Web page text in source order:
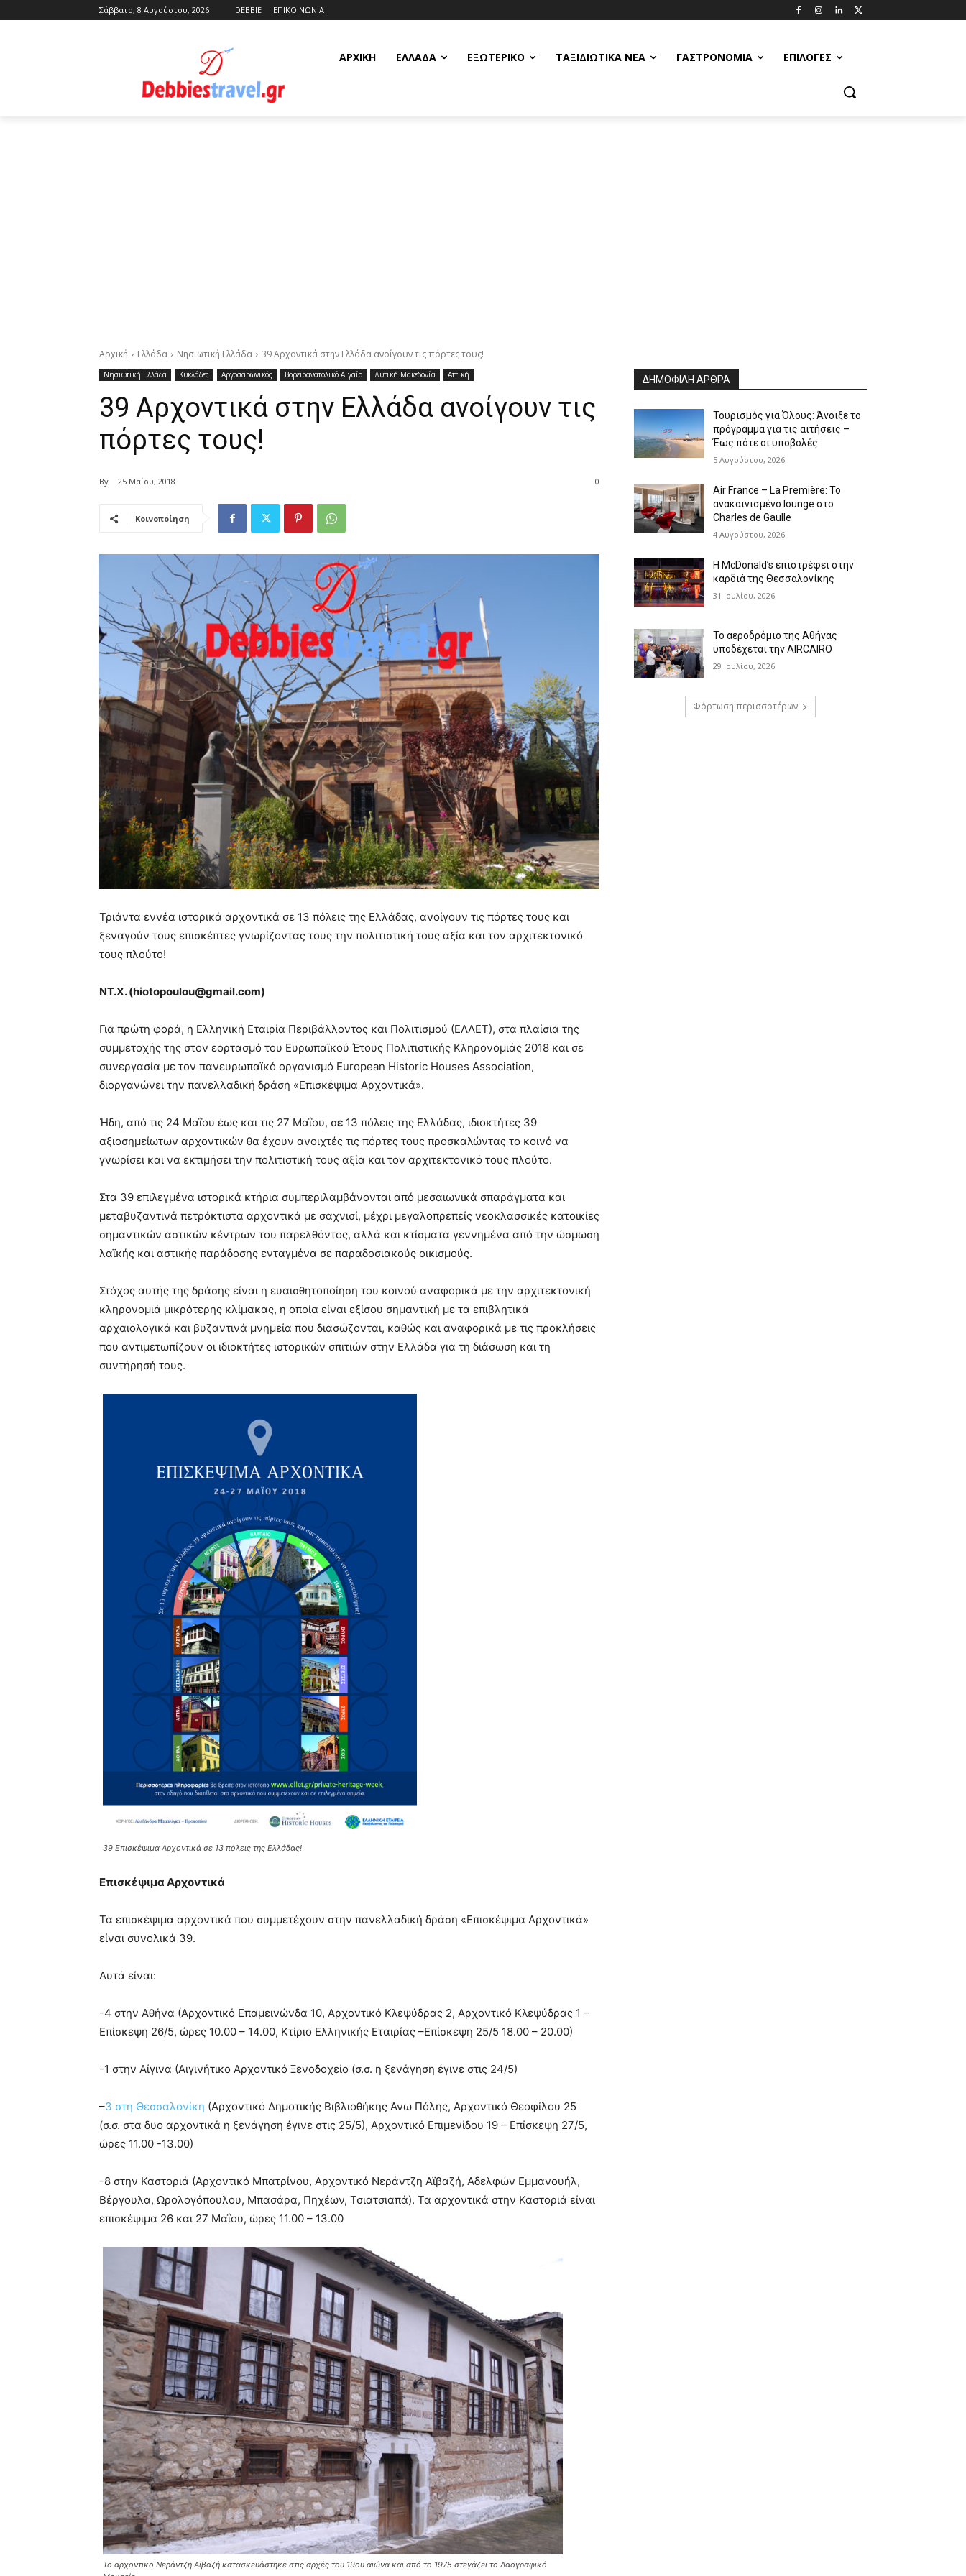
Σάββατο, 8 Αυγούστου, 2026 DEBBIE ΕΠΙΚΟΙΝΩΝΙΑ
ΑΡΧΙΚΗ ΕΛΛΆΔΑ ΕΞΩΤΕΡΙΚΌ ΤΑΞΙΔΙΩΤΙΚΆ ΝΈΑ ΓΑΣΤΡΟΝΟΜΊΑ ΕΠΙΛΟΓΈΣ
Αρχική Ελλάδα Νησιωτική Ελλάδα 39 Αρχοντικά στην Ελλάδα ανοίγουν τις πόρτες τους!
Νησιωτική Ελλάδα Κυκλάδες Αργοσαρωνικός Βορειοανατολικό Αιγαίο Δυτική Μακεδονία Αττική
39 Αρχοντικά στην Ελλάδα ανοίγουν τις
πόρτες τους!
By 25 Μαΐου, 2018 0
Κοινοποίηση
Τριάντα εννέα ιστορικά αρχοντικά σε 13 πόλεις της Ελλάδας, ανοίγουν τις πόρτες τους και
ξεναγούν τους επισκέπτες γνωρίζοντας τους την πολιτιστική τους αξία και τον αρχιτεκτονικό
τους πλούτο!
ΝΤ.Χ. (hiotopoulou@gmail.com)
Για πρώτη φορά, η Ελληνική Εταιρία Περιβάλλοντος και Πολιτισμού (ΕΛΛΕΤ), στα πλαίσια της
συμμετοχής της στον εορτασμό του Ευρωπαϊκού Έτους Πολιτιστικής Κληρονομιάς 2018 και σε
συνεργασία με τον πανευρωπαϊκό οργανισμό European Historic Houses Association,
διοργανώνει την πανελλαδική δράση «Επισκέψιμα Αρχοντικά».
Ήδη, από τις 24 Μαΐου έως και τις 27 Μαΐου, σε 13 πόλεις της Ελλάδας, ιδιοκτήτες 39
αξιοσημείωτων αρχοντικών θα έχουν ανοιχτές τις πόρτες τους προσκαλώντας το κοινό να
γνωρίσει και να εκτιμήσει την πολιτιστική τους αξία και τον αρχιτεκτονικό τους πλούτο.
Στα 39 επιλεγμένα ιστορικά κτήρια συμπεριλαμβάνονται από μεσαιωνικά σπαράγματα και
μεταβυζαντινά πετρόκτιστα αρχοντικά με σαχνισί, μέχρι μεγαλοπρεπείς νεοκλασσικές κατοικίες
σημαντικών αστικών κέντρων του παρελθόντος, αλλά και κτίσματα γεννημένα από την ώσμωση
λαϊκής και αστικής παράδοσης ενταγμένα σε παραδοσιακούς οικισμούς.
Στόχος αυτής της δράσης είναι η ευαισθητοποίηση του κοινού αναφορικά με την αρχιτεκτονική
κληρονομιά μικρότερης κλίμακας, η οποία είναι εξίσου σημαντική με τα επιβλητικά
αρχαιολογικά και βυζαντινά μνημεία που διασώζονται, καθώς και αναφορικά με τις προκλήσεις
που αντιμετωπίζουν οι ιδιοκτήτες ιστορικών σπιτιών στην Ελλάδα για τη διάσωση και τη
συντήρησή τους.
39 Επισκέψιμα Αρχοντικά σε 13 πόλεις της Ελλάδας!
Επισκέψιμα Αρχοντικά
Τα επισκέψιμα αρχοντικά που συμμετέχουν στην πανελλαδική δράση «Επισκέψιμα Αρχοντικά»
είναι συνολικά 39.
Αυτά είναι:
-4 στην Αθήνα (Αρχοντικό Επαμεινώνδα 10, Αρχοντικό Κλεψύδρας 2, Αρχοντικό Κλεψύδρας 1 –
Επίσκεψη 26/5, ώρες 10.00 – 14.00, Κτίριο Ελληνικής Εταιρίας –Επίσκεψη 25/5 18.00 – 20.00)
-1 στην Αίγινα (Αιγινήτικο Αρχοντικό Ξενοδοχείο (σ.σ. η ξενάγηση έγινε στις 24/5)
–3 στη Θεσσαλονίκη (Αρχοντικό Δημοτικής Βιβλιοθήκης Άνω Πόλης, Αρχοντικό Θεοφίλου 25
(σ.σ. στα δυο αρχοντικά η ξενάγηση έγινε στις 25/5), Αρχοντικό Επιμενίδου 19 – Επίσκεψη 27/5,
ώρες 11.00 -13.00)
-8 στην Καστοριά (Αρχοντικό Μπατρίνου, Αρχοντικό Νεράντζη Αϊβαζή, Αδελφών Εμμανουήλ,
Βέργουλα, Ωρολογόπουλου, Μπασάρα, Πηχέων, Τσιατσιαπά). Τα αρχοντικά στην Καστοριά είναι
επισκέψιμα 26 και 27 Μαΐου, ώρες 11.00 – 13.00
Το αρχοντικό Νεράντζη Αϊβαζή κατασκευάστηκε στις αρχές του 19ου αιώνα και από το 1975 στεγάζει το Λαογραφικό
ΔΗΜΟΦΙΛΗ ΑΡΘΡΑ
Τουρισμός για Όλους: Άνοιξε το
πρόγραμμα για τις αιτήσεις –
Έως πότε οι υποβολές
5 Αυγούστου, 2026
Air France – La Première: Το
ανακαινισμένο lounge στο
Charles de Gaulle
4 Αυγούστου, 2026
Η McDonald’s επιστρέφει στην
καρδιά της Θεσσαλονίκης
31 Ιουλίου, 2026
Το αεροδρόμιο της Αθήνας
υποδέχεται την AIRCAIRO
29 Ιουλίου, 2026
Φόρτωση περισσοτέρων